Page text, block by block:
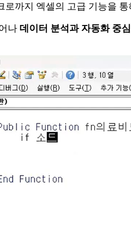
까지 엑셀의 고급 기능을
나 데이터 분석과 자동화 중